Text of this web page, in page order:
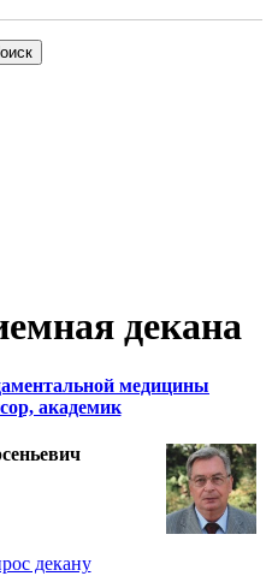
декана
медицины
академик
декану